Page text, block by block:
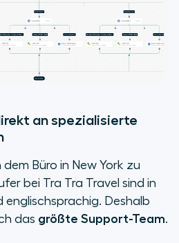
an spezialisierte
Büro in New York zu
bei Tra Tra Travel sind in
englischsprachig. Deshalb
das größte Support-Team.